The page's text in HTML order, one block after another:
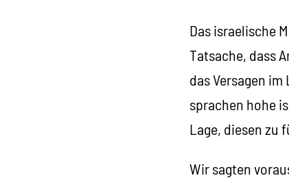
Das israelische
Tatsache, dass
das Versagen
sprachen hohe
Lage, diesen zu
Wir sagten